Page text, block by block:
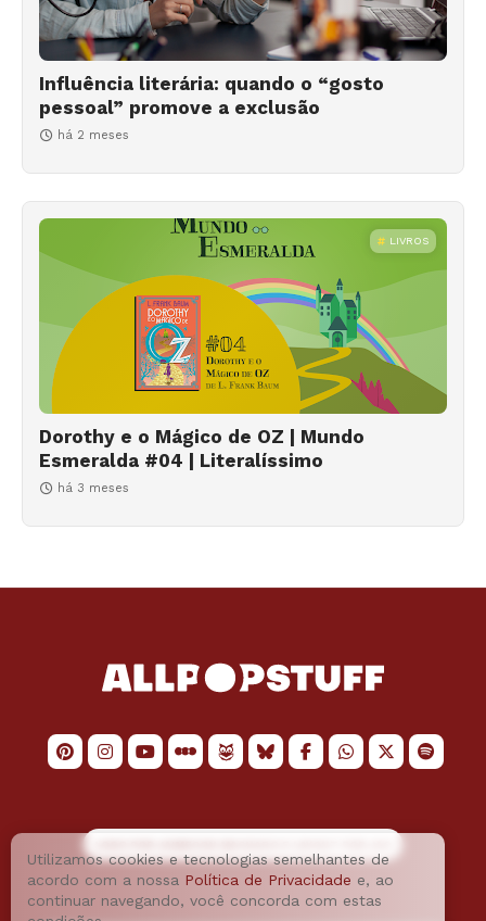
Influência literária: quando o “gosto
pessoal” promove a exclusão
há 2 meses
LIVROS
Dorothy e o Mágico de OZ | Mundo
Esmeralda #04 | Literalíssimo
há 3 meses
Utilizamos cookies e tecnologias semelhantes de
acordo com a nossa Política de Privacidade e, ao
continuar navegando, você concorda com estas